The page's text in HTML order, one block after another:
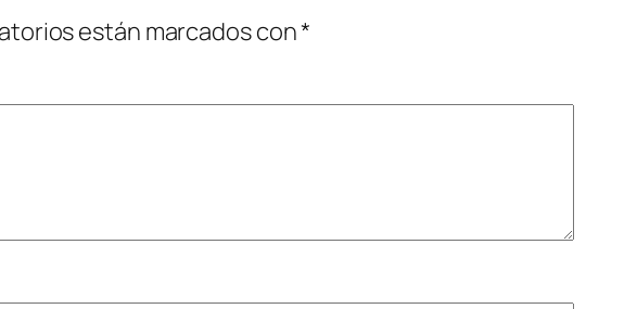
están marcados con*